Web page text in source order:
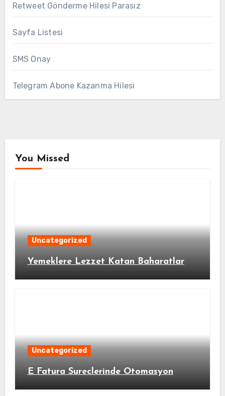
Retweet Gönderme Hilesi Parasız
Sayfa Listesi
SMS Onay
Telegram Abone Kazanma Hilesi
You Missed
Uncategorized
Yemeklere Lezzet Katan Baharatlar
Uncategorized
E Fatura Sureclerinde Otomasyon